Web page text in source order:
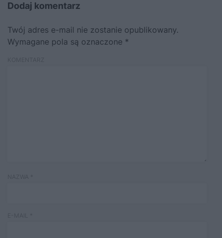
Dodaj komentarz
Twój adres e-mail nie zostanie opublikowany.
Wymagane pola są oznaczone *